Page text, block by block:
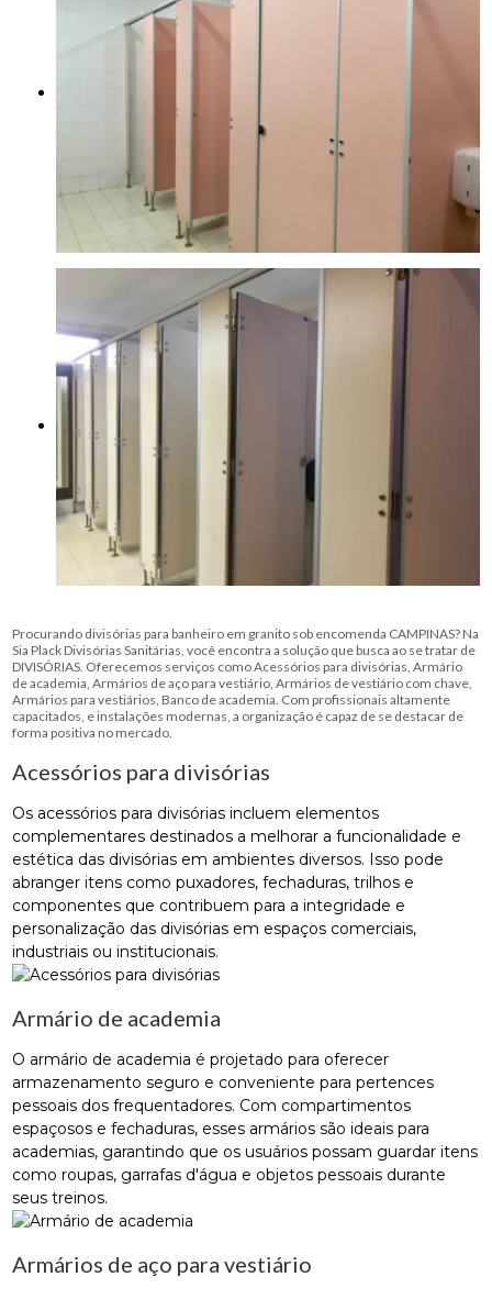
Procurando divisórias para banheiro em granito sob encomenda CAMPINAS? Na
Sia Plack Divisórias Sanitárias, você encontra a solução que busca ao se tratar de
DIVISÓRIAS. Oferecemos serviços como Acessórios para divisórias, Armário
de academia, Armários de aço para vestiário, Armários de vestiário com chave,
Armários para vestiários, Banco de academia. Com profissionais altamente
capacitados, e instalações modernas, a organização é capaz de se destacar de
forma positiva no mercado.
Acessórios para divisórias
Os acessórios para divisórias incluem elementos
complementares destinados a melhorar a funcionalidade e
estética das divisórias em ambientes diversos. Isso pode
abranger itens como puxadores, fechaduras, trilhos e
componentes que contribuem para a integridade e
personalização das divisórias em espaços comerciais,
industriais ou institucionais.
Armário de academia
O armário de academia é projetado para oferecer
armazenamento seguro e conveniente para pertences
pessoais dos frequentadores. Com compartimentos
espaçosos e fechaduras, esses armários são ideais para
academias, garantindo que os usuários possam guardar itens
como roupas, garrafas d'água e objetos pessoais durante
seus treinos.
Armários de aço para vestiário